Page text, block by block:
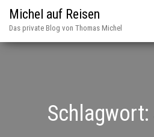
Michel auf Reisen
Das private Blog von Thomas Michel
Schlagwort: